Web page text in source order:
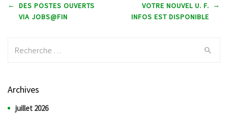
Post navigation
← DES POSTES OUVERTS
VIA JOBS@FIN
VOTRE NOUVEL U. F.
INFOS EST DISPONIBLE
→
Archives
juillet 2026